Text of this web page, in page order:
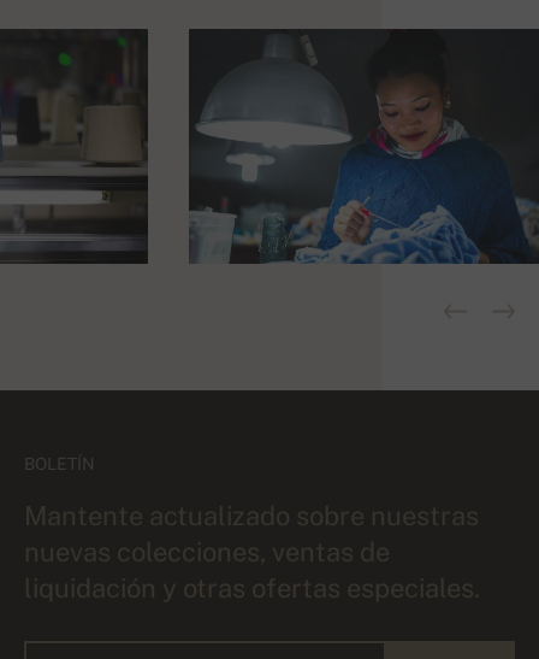
BOLETÍN
Mantente actualizado sobre nuestras
nuevas colecciones, ventas de
liquidación y otras ofertas especiales.